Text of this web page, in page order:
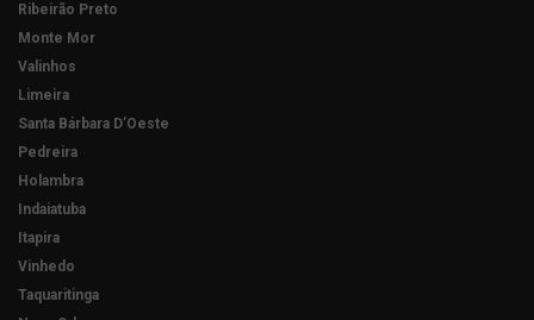
Ribeirão Preto
Monte Mor
Valinhos
Limeira
Santa Bárbara D’Oeste
Pedreira
Holambra
Indaiatuba
Itapira
Vinhedo
Taquaritinga